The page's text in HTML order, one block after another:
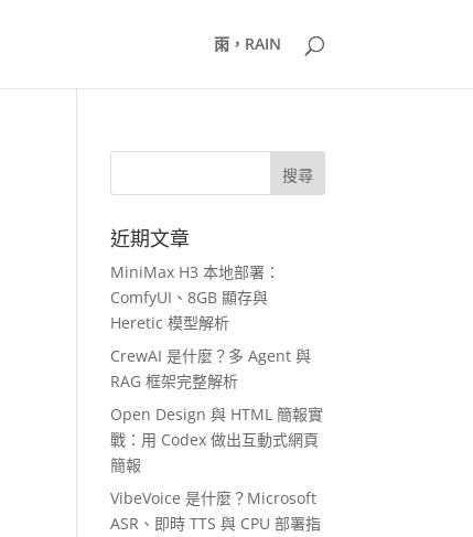
雨，RAIN
近期文章
MiniMax H3 本地部署：
ComfyUI、8GB 顯存與
Heretic 模型解析
CrewAI 是什麼？多 Agent 與
RAG 框架完整解析
Open Design 與 HTML 簡報實
戰：用 Codex 做出互動式網頁
簡報
VibeVoice 是什麼？Microsoft
ASR、即時 TTS 與 CPU 部署指